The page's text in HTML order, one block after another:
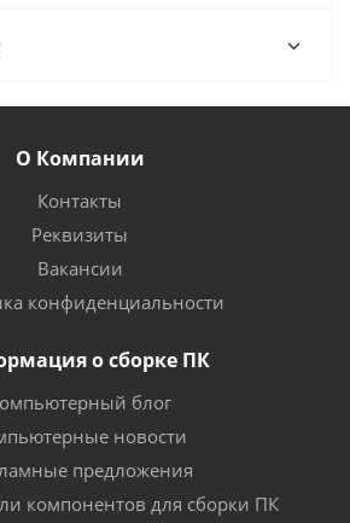
О Компании
Контакты
Реквизиты
Вакансии
конфиденциальности
о сборке ПК
блог
новости
предложения
компонентов для сборки ПК